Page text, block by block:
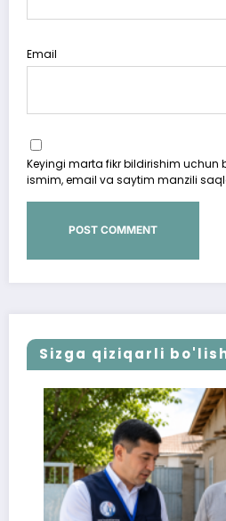
Email
Keyingi marta fikr bildirishim uchun
ismim, email va saytim manzili
Sizga qiziqarli